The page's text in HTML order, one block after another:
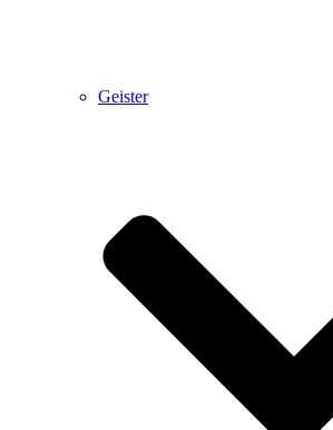
Geister